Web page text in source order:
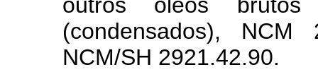
(condensados), NCM
NCM/SH 2921.42.90.